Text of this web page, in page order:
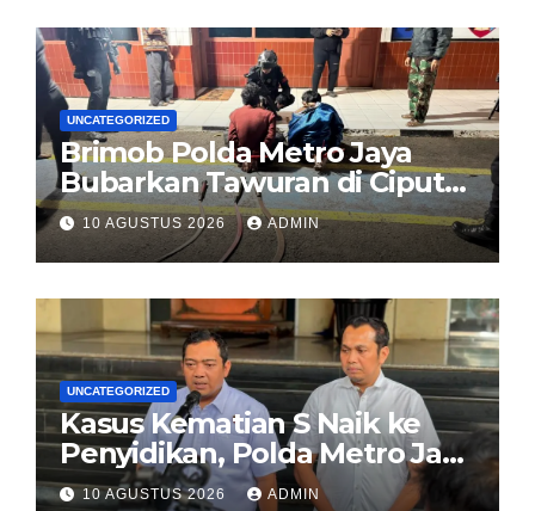
UNCATEGORIZED
Brimob Polda Metro Jaya
Bubarkan Tawuran di Ciputat
Timur, 2 Pemuda dan 3
Celurit Diamankan
10 AGUSTUS 2026 ADMIN
UNCATEGORIZED
Kasus Kematian S Naik ke
Penyidikan, Polda Metro Jaya
Jadwalkan Ekshumasi 12
10 AGUSTUS 2026 ADMIN